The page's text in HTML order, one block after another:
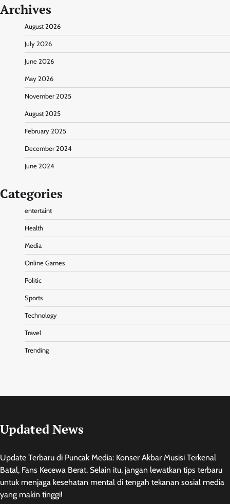
Archives
August 2026
July 2026
June 2026
May 2026
November 2025
August 2025
February 2025
December 2024
June 2024
Categories
entertaint
Health
Media
Online Games
Politic
Sports
Technology
Travel
Trending
Updated News
Update Terbaru di Puncak Media: Konser Akbar Musisi Terkenal
Batal, Fans Kecewa Berat. Selain itu, jangan lewatkan tips terbaru
untuk menjaga kesehatan mental di tengah tekanan sosial media
yang makin tinggi!